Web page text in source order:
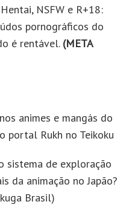
NSFW e R+18:
pornográficos do
é rentável. (META
animes e mangás do
portal Rukh no Teikoku
sistema de exploração
da animação no Japão?
Brasil)